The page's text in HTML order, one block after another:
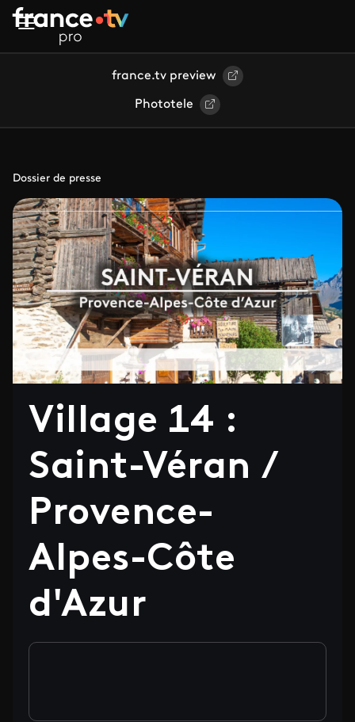
Aller au contenu principal
france.tv preview
Phototele
Dossier de presse
Village 14 :
Saint-Véran /
Provence-
Alpes-Côte
d'Azur